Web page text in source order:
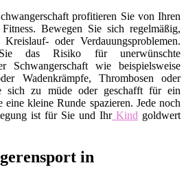
profitieren Sie von Ihren
Bewegen Sie sich regelmäßig,
oder Verdauungsproblemen.
das Risiko für unerwünschte
Schwangerschaft wie beispielsweise
Wadenkrämpfe, Thrombosen oder
sich zu müde oder geschafft für ein
kleine Runde spazieren. Jede noch
ist für Sie und IhrKind goldwert
in